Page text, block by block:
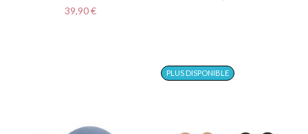
Prix
39,90 €
PLUS DISPONIBLE